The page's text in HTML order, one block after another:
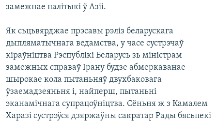
замежнае палітыкі ў Азіі.
Як сьцьвярджае прэсавы рэліз беларускага
дыпляматычнага ведамства, у часе сустрэчаў
кiраўнiцтва Рэспублiкi Беларусь зь мiнiстрам
замежных справаў Iрану будзе абмеркаванае
шырокае кола пытаньняў двухбаковага
ўзаемадзеяньня i, найперш, пытаньнi
эканамiчнага супрацоўнiцтва. Сёньня ж з Камалем
Харазі сустрэўся дзяржаўны сакратар Рады бясьпекі